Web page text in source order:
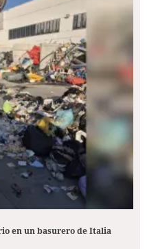
en un basurero de Italia